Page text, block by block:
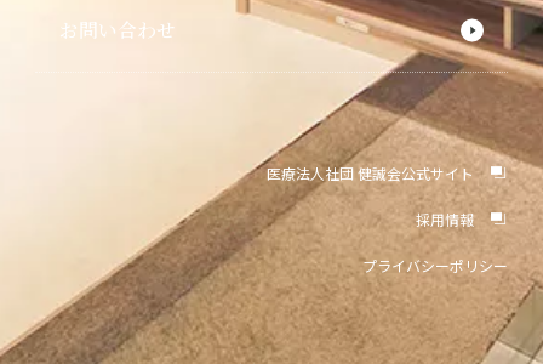
お問い合わせ
医療法人社団 健誠会公式サイト
採用情報
プライバシーポリシー